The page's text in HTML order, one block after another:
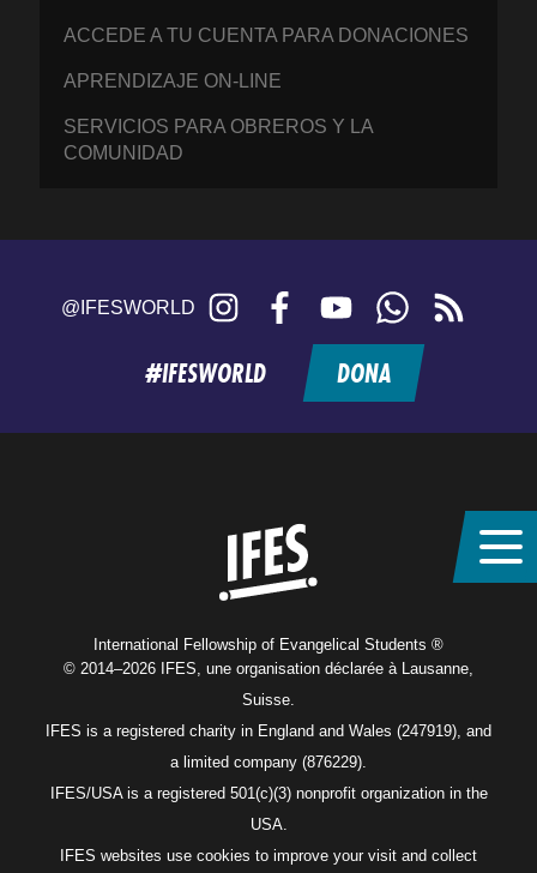
ACCEDE A TU CUENTA PARA DONACIONES
APRENDIZAJE ON-LINE
SERVICIOS PARA OBREROS Y LA
COMUNIDAD
@IFESWORLD Instagram FacebookYouTubeWhatsApp
feed
#IFESWORLD DONA
International Fellowship of Evangelical Students ®
© 2014–2026 IFES, une organisation déclarée à Lausanne,
Suisse.
IFES is a registered charity in England and Wales (247919), and
a limited company (876229).
IFES/USA is a registered 501(c)(3) nonprofit organization in the
USA.
IFES websites use cookies to improve your visit and collect